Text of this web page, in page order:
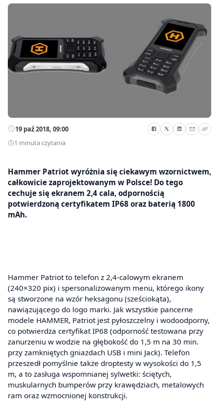
19 paź 2018, 09:00
1 minuta czytania
Hammer Patriot wyróżnia się ciekawym wzornictwem,
całkowicie zaprojektowanym w Polsce! Do tego
cechuje się ekranem 2,4 cala, odpornością
potwierdzoną certyfikatem IP68 oraz baterią 1800
mAh.
Hammer Patriot to telefon z 2,4-calowym ekranem
(240×320 pix) i spersonalizowanym menu, którego ikony
są stworzone na wzór heksagonu (sześciokąta),
nawiązującego do logo marki. Jak wszystkie pancerne
modele HAMMER, Patriot jest pyłoszczelny i wodoodporny,
co potwierdza certyfikat IP68 (odporność testowana przy
zanurzeniu w wodzie na głębokość do 1,5 m na 30 min.
przy zamkniętych gniazdach USB i mini Jack). Telefon
przeszedł pomyślnie także droptesty w wysokości do 1,5
m, a to zasługa wspomnianej sylwetki: ściętych,
muskularnych bumperów przy krawędziach, metalowych
ram oraz wzmocnionej konstrukcji.